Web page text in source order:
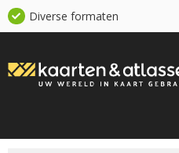
Diverse formaten